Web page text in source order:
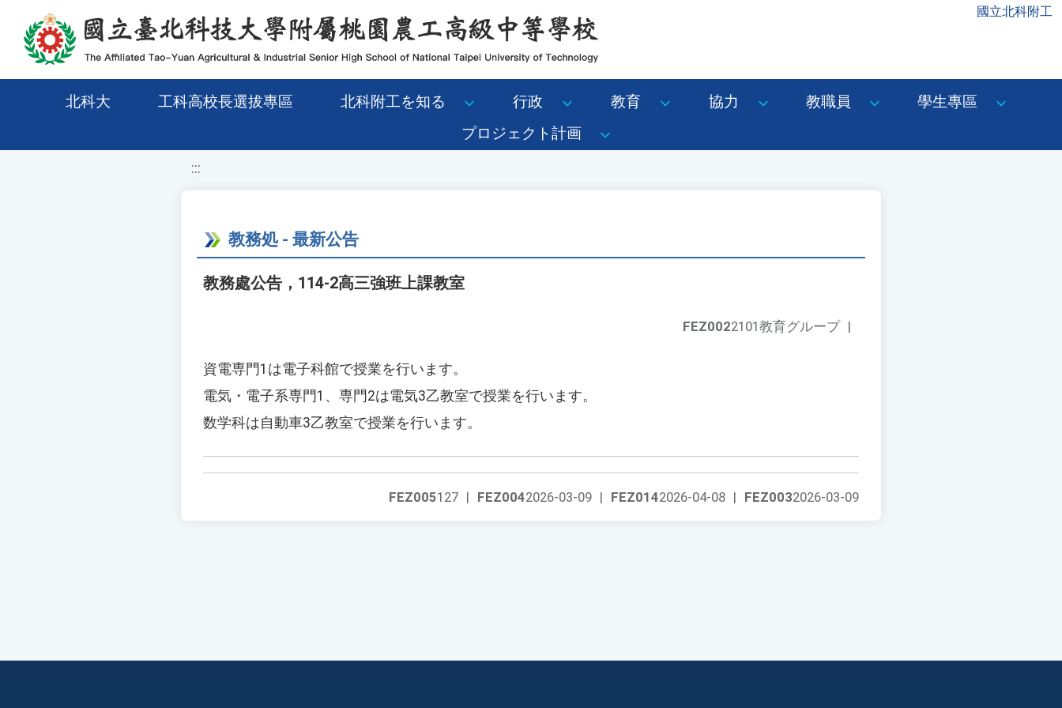
移至網頁之主要內容區位置 國立北科附工
北科大 工科高校長選拔專區 北科附工を知る 行政 教育 協力 教職員
學生專區
プロジェクト計画
:::
教務処 - 最新公告
教務處公告，114-2高三強班上課教室
FEZ0022101教育グループ |
資電専門1は電子科館で授業を行います。
電気・電子系専門1、専門2は電気3乙教室で授業を行います。
数学科は自動車3乙教室で授業を行います。
FEZ0032026-03-09
FEZ0142026-04-08 |
FEZ0042026-03-09 |
FEZ005127 |